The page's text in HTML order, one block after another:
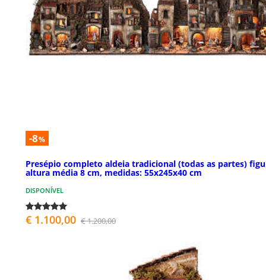
-8%
Presépio completo aldeia tradicional (todas as partes)
altura média 8 cm, medidas: 55x245x40 cm
DISPONÍVEL
€ 1.100,00 € 1.200,00